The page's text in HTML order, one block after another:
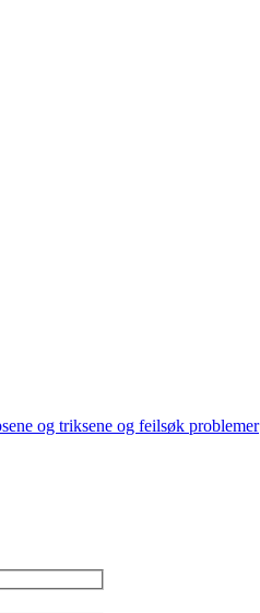
og triksene og feilsøk problemer